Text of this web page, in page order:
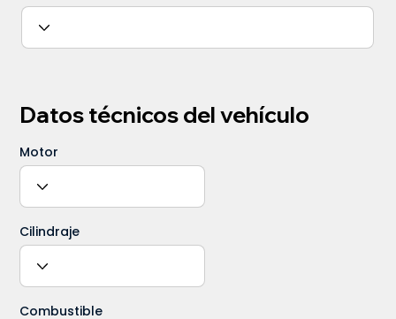
Datos técnicos del vehículo
Motor
Cilindraje
Combustible